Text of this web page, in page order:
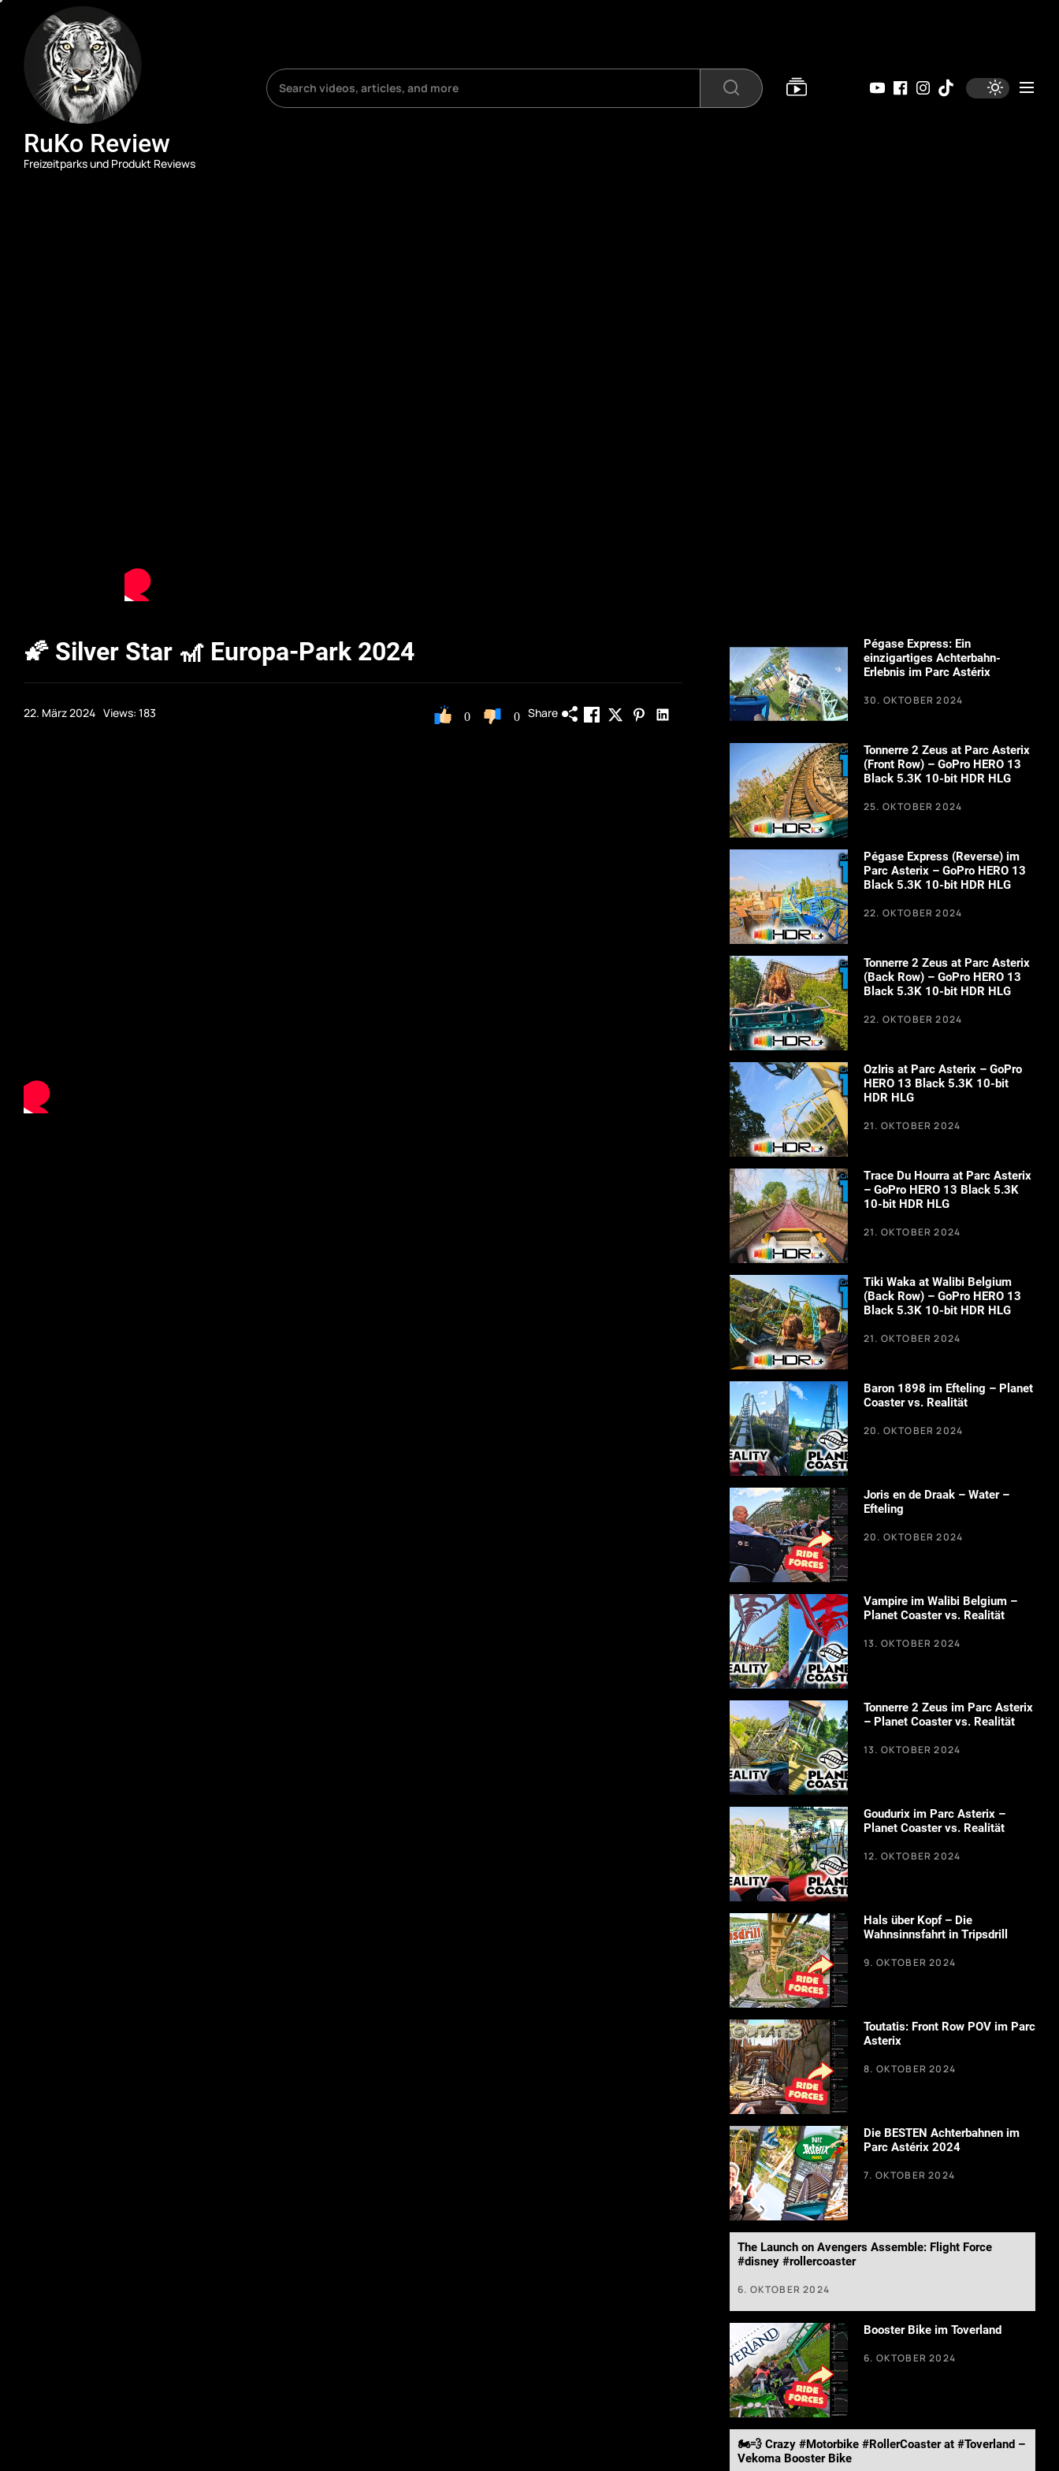
content
RuKo Review
Freizeitparks und Produkt Reviews
Search YouTubeFacebookInstagram
Tiktok
🌠 Silver Star 🎢 Europa-Park 2024
22. März 2024 Views: 183 0 0 Share
Pégase Express: Ein
einzigartiges Achterbahn-
Erlebnis im Parc Astérix
30. OKTOBER 2024
Tonnerre 2 Zeus at Parc Asterix
(Front Row) – GoPro HERO 13
Black 5.3K 10-bit HDR HLG
25. OKTOBER 2024
Pégase Express (Reverse) im
Parc Asterix – GoPro HERO 13
Black 5.3K 10-bit HDR HLG
22. OKTOBER 2024
Tonnerre 2 Zeus at Parc Asterix
(Back Row) – GoPro HERO 13
Black 5.3K 10-bit HDR HLG
22. OKTOBER 2024
OzIris at Parc Asterix – GoPro
HERO 13 Black 5.3K 10-bit
HDR HLG
21. OKTOBER 2024
Trace Du Hourra at Parc Asterix
– GoPro HERO 13 Black 5.3K
10-bit HDR HLG
21. OKTOBER 2024
Tiki Waka at Walibi Belgium
(Back Row) – GoPro HERO 13
Black 5.3K 10-bit HDR HLG
21. OKTOBER 2024
Baron 1898 im Efteling – Planet
Coaster vs. Realität
20. OKTOBER 2024
Joris en de Draak – Water –
Efteling
20. OKTOBER 2024
Vampire im Walibi Belgium –
Planet Coaster vs. Realität
13. OKTOBER 2024
Tonnerre 2 Zeus im Parc Asterix
– Planet Coaster vs. Realität
13. OKTOBER 2024
Goudurix im Parc Asterix –
Planet Coaster vs. Realität
12. OKTOBER 2024
Hals über Kopf – Die
Wahnsinnsfahrt in Tripsdrill
9. OKTOBER 2024
Toutatis: Front Row POV im Parc
Asterix
8. OKTOBER 2024
Die BESTEN Achterbahnen im
Parc Astérix 2024
7. OKTOBER 2024
The Launch on Avengers Assemble: Flight Force
#disney #rollercoaster
6. OKTOBER 2024
Booster Bike im Toverland
6. OKTOBER 2024
🏍️💨 Crazy #Motorbike #RollerCoaster at #Toverland –
Vekoma Booster Bike